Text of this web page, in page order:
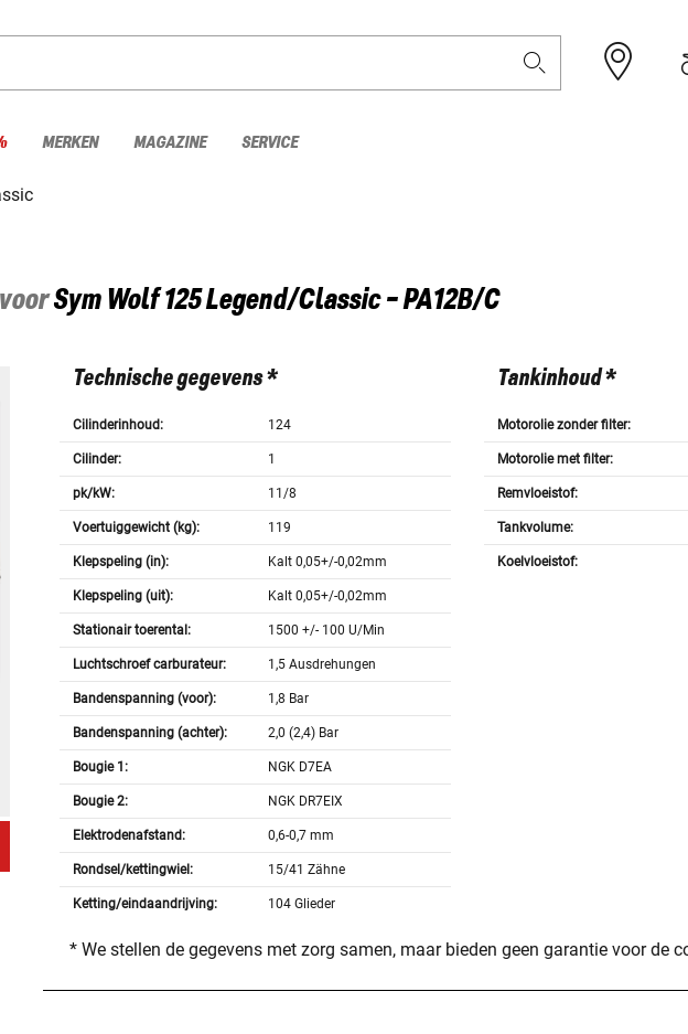
MERKEN MAGAZINE SERVICE
Sym Wolf 125 Legend/Classic - PA12B/C
Technische gegevens *
Cilinderinhoud: 124
Cilinder: 1
pk/kW: 11/8
Voertuiggewicht (kg): 119
Klepspeling (in): Kalt 0,05+/-0,02mm
Klepspeling (uit): Kalt 0,05+/-0,02mm
Stationair toerental: 1500 +/- 100 U/Min
Luchtschroef carburateur: 1,5 Ausdrehungen
Bandenspanning (voor): 1,8 Bar
Bandenspanning (achter): 2,0 (2,4) Bar
Bougie 1: NGK D7EA
Bougie 2: NGK DR7EIX
Elektrodenafstand: 0,6-0,7 mm
Rondsel/kettingwiel: 15/41 Zähne
Ketting/eindaandrijving: 104 Glieder
Tankinhoud *
Motorolie zonder filter:
Motorolie met filter:
Remvloeistof:
Tankvolume:
Koelvloeistof:
* We stellen de gegevens met zorg samen, maar bieden geen garantie voor de